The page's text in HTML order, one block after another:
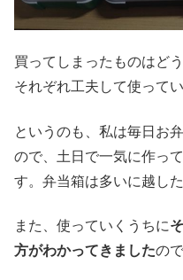
買ってしまったものはど
それぞれ工夫して使ってい
というのも、私は毎日お
ので、土日で一気に作っ
す。弁当箱は多いに越し
また、使っていくうちに
方がわかってきましたの